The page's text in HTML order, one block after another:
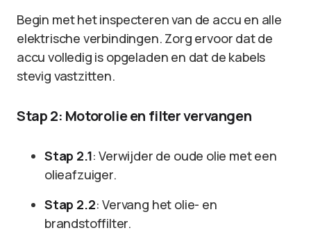
Begin met het inspecteren van de accu en alle
elektrische verbindingen. Zorg ervoor dat de
accu volledig is opgeladen en dat de kabels
stevig vastzitten.
Stap 2: Motorolie en filter vervangen
Stap 2.1: Verwijder de oude olie met een
olieafzuiger.
Stap 2.2: Vervang het olie- en
brandstoffilter.